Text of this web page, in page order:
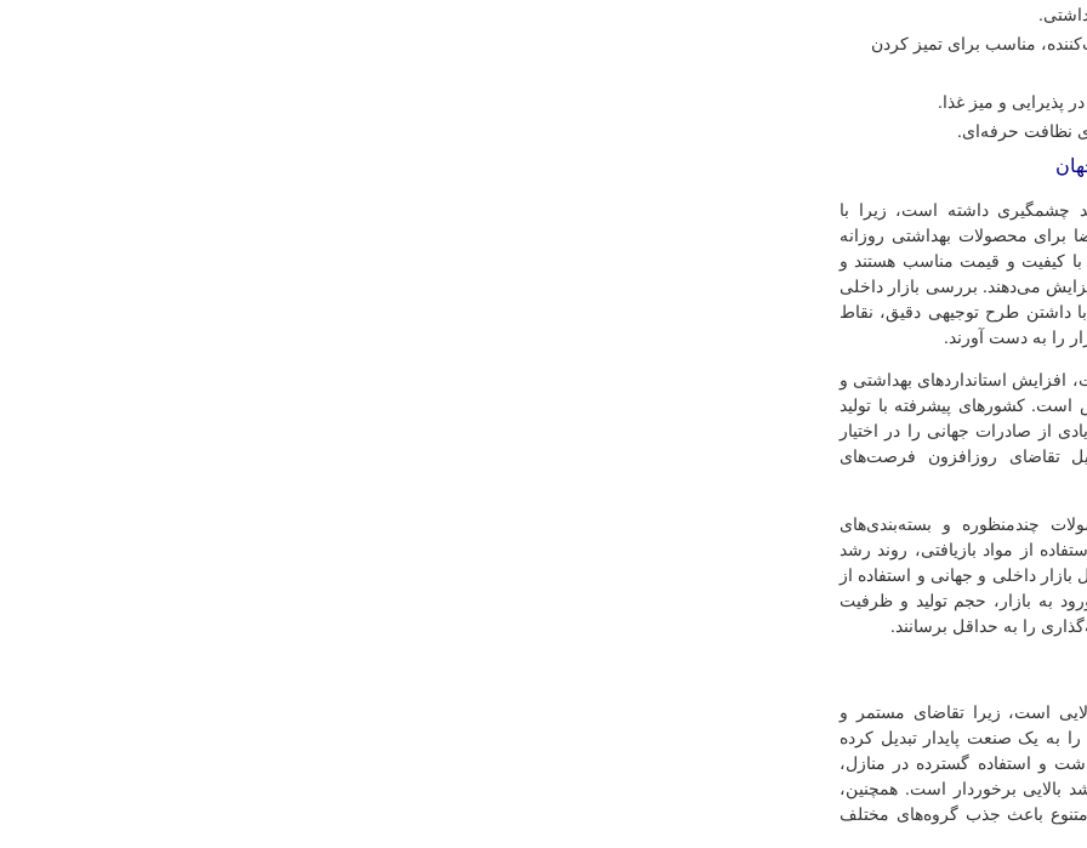
مناسب برای تمیز کردن
پذیرایی و میز غذا.
نظافت حرفه‌ای.
چشمگیری داشته است، زیرا با
برای محصولات بهداشتی روزانه
کیفیت و قیمت مناسب هستند و
می‌دهند. بررسی بازار داخلی
داشتن طرح توجیهی دقیق، نقاط
را به دست آورند.
افزایش استانداردهای بهداشتی و
کشورهای پیشرفته با تولید
از صادرات جهانی را در اختیار
تقاضای روزافزون فرصت‌های
چندمنظوره و بسته‌بندی‌های
از مواد بازیافتی، روند رشد
بازار داخلی و جهانی و استفاده از
به بازار، حجم تولید و ظرفیت
را به حداقل برسانند.
است، زیرا تقاضای مستمر و
به یک صنعت پایدار تبدیل کرده
و استفاده گسترده در منازل،
بالایی برخوردار است. همچنین،
متنوع باعث جذب گروه‌های مختلف